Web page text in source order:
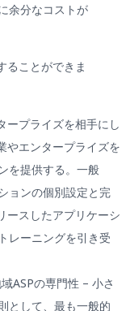
余分なコストが
ることができま
ープライズを相手にし
やエンタープライズを
を提供する。一般
ョンの個別設定と完
ースしたアプリケーシ
レーニングを引き受
ASPの専門性 – 小さ
として、最も一般的